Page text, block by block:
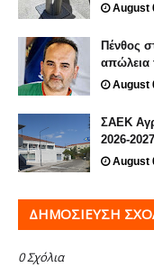
August
Πένθος
August
ΣΑΕΚ
2026-2027
August
ΔΗΜΟΣΊΕΥΣΗ
0 Σχόλια